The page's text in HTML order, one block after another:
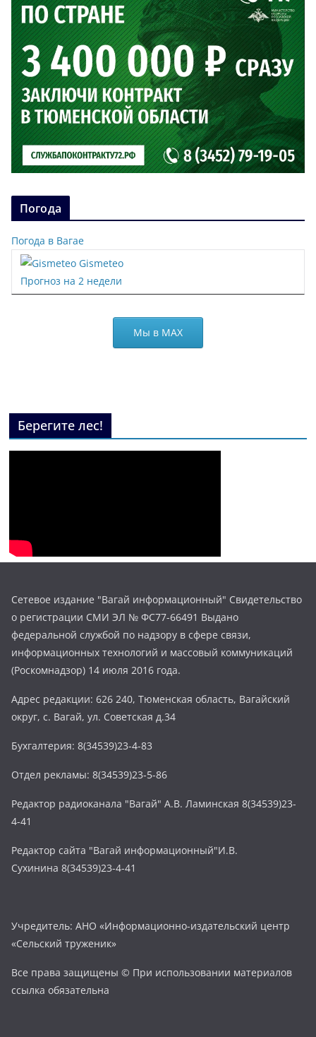
Погода
Погода в Вагае
Gismeteo
Прогноз на 2 недели
Мы в МАХ
Берегите лес!
Сетевое издание "Вагай информационный" Свидетельство
о регистрации СМИ ЭЛ № ФС77-66491 Выдано
федеральной службой по надзору в сфере связи,
информационных технологий и массовый коммуникаций
(Роскомнадзор) 14 июля 2016 года.
Адрес редакции: 626 240, Тюменская область, Вагайский
округ, с. Вагай, ул. Советская д.34
Бухгалтерия: 8(34539)23-4-83
Отдел рекламы: 8(34539)23-5-86
Редактор радиоканала "Вагай" А.В. Ламинская 8(34539)23-
4-41
Редактор сайта "Вагай информационный"И.В.
Сухинина 8(34539)23-4-41
Учредитель: АНО «Информационно-издательский центр
«Сельский труженик»
Все права защищены © При использовании материалов
ссылка обязательна